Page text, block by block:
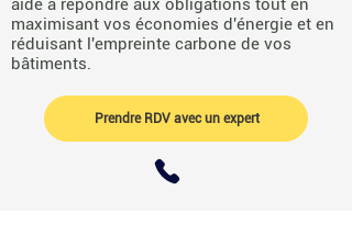
aide à répondre aux obligations tout en
maximisant vos économies d'énergie et en
réduisant l'empreinte carbone de vos
bâtiments.
Prendre RDV avec un expert